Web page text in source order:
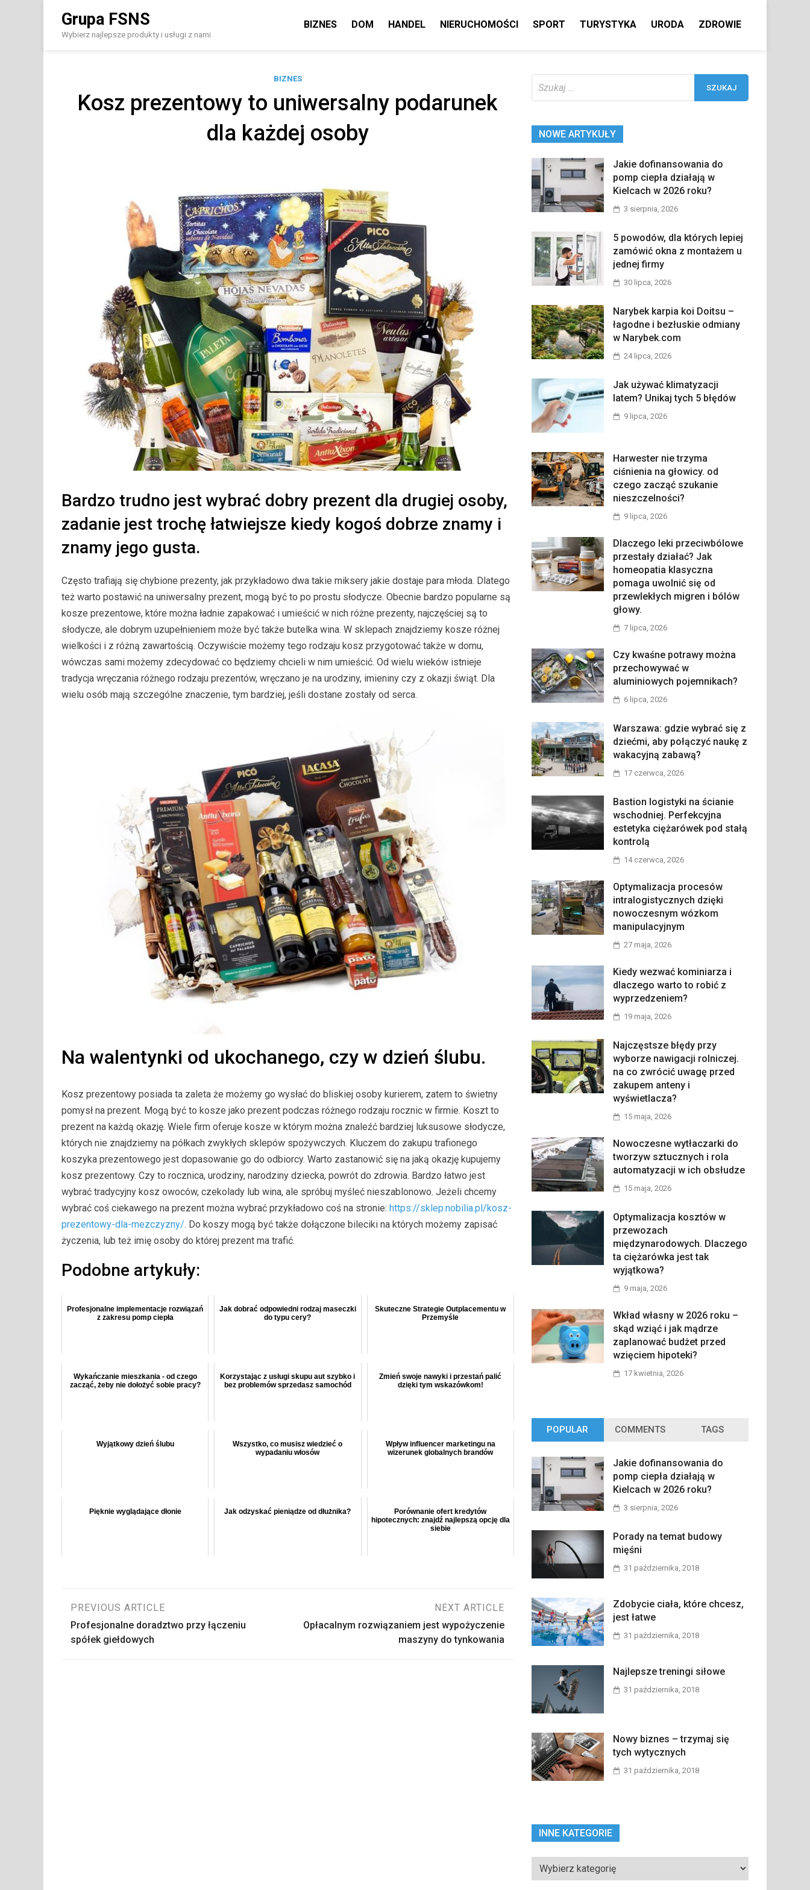
content
Grupa FSNS
Wybierz najlepsze produkty i usługi z nami
BIZNES DOM HANDEL NIERUCHOMOŚCI SPORT TURYSTYKA URODA ZDROWIE
BIZNES
Kosz prezentowy to uniwersalny podarunek
dla każdej osoby
Bardzo trudno jest wybrać dobry prezent dla drugiej osoby,
zadanie jest trochę łatwiejsze kiedy kogoś dobrze znamy i
znamy jego gusta.
Często trafiają się chybione prezenty, jak przykładowo dwa takie miksery jakie dostaje para młoda. Dlatego
też warto postawić na uniwersalny prezent, mogą być to po prostu słodycze. Obecnie bardzo popularne są
kosze prezentowe, które można ładnie zapakować i umieścić w nich różne prezenty, najczęściej są to
słodycze, ale dobrym uzupełnieniem może być także butelka wina. W sklepach znajdziemy kosze różnej
wielkości i z różną zawartością. Oczywiście możemy tego rodzaju kosz przygotować także w domu,
wówczas sami możemy zdecydować co będziemy chcieli w nim umieścić. Od wielu wieków istnieje
tradycja wręczania różnego rodzaju prezentów, wręczano je na urodziny, imieniny czy z okazji świąt. Dla
wielu osób mają szczególne znaczenie, tym bardziej, jeśli dostane zostały od serca.
Na walentynki od ukochanego, czy w dzień ślubu.
Kosz prezentowy posiada ta zaleta że możemy go wysłać do bliskiej osoby kurierem, zatem to świetny
pomysł na prezent. Mogą być to kosze jako prezent podczas różnego rodzaju rocznic w firmie. Koszt to
prezent na każdą okazję. Wiele firm oferuje kosze w którym można znaleźć bardziej luksusowe słodycze,
których nie znajdziemy na półkach zwykłych sklepów spożywczych. Kluczem do zakupu trafionego
koszyka prezentowego jest dopasowanie go do odbiorcy. Warto zastanowić się na jaką okazję kupujemy
kosz prezentowy. Czy to rocznica, urodziny, narodziny dziecka, powrót do zdrowia. Bardzo łatwo jest
wybrać tradycyjny kosz owoców, czekolady lub wina, ale spróbuj myśleć nieszablonowo. Jeżeli chcemy
wybrać coś ciekawego na prezent można wybrać przykładowo coś na stronie: https://sklep.nobilia.pl/kosz-
prezentowy-dla-mezczyzny/. Do koszy mogą być także dołączone bileciki na których możemy zapisać
życzenia, lub też imię osoby do której prezent ma trafić.
Podobne artykuły:
Profesjonalne implementacje rozwiązań
z zakresu pomp ciepła
Jak dobrać odpowiedni rodzaj maseczki
do typu cery?
Skuteczne Strategie Outplacementu w
Przemyśle
Wykańczanie mieszkania - od czego
zacząć, żeby nie dołożyć sobie pracy?
Korzystając z usługi skupu aut szybko i
bez problemów sprzedasz samochód
Zmień swoje nawyki i przestań palić
dzięki tym wskazówkom!
Wyjątkowy dzień ślubu
Wszystko, co musisz wiedzieć o
wypadaniu włosów
Wpływ influencer marketingu na
wizerunek globalnych brandów
Pięknie wyglądające dłonie Jak odzyskać pieniądze od dłużnika?
Porównanie ofert kredytów
hipotecznych: znajdź najlepszą opcję dla
siebie
Nawigacja
wpisu
PREVIOUS ARTICLE
Profesjonalne doradztwo przy łączeniu
spółek giełdowych
NEXT ARTICLE
Opłacalnym rozwiązaniem jest wypożyczenie
maszyny do tynkowania
NOWE ARTYKUŁY
Jakie dofinansowania do
pomp ciepła działają w
Kielcach w 2026 roku?
3 sierpnia, 2026
5 powodów, dla których lepiej
zamówić okna z montażem u
jednej firmy
30 lipca, 2026
Narybek karpia koi Doitsu –
łagodne i bezłuskie odmiany
w Narybek.com
24 lipca, 2026
Jak używać klimatyzacji
latem? Unikaj tych 5 błędów
9 lipca, 2026
Harwester nie trzyma
ciśnienia na głowicy. od
czego zacząć szukanie
nieszczelności?
9 lipca, 2026
Dlaczego leki przeciwbólowe
przestały działać? Jak
homeopatia klasyczna
pomaga uwolnić się od
przewlekłych migren i bólów
głowy.
7 lipca, 2026
Czy kwaśne potrawy można
przechowywać w
aluminiowych pojemnikach?
6 lipca, 2026
Warszawa: gdzie wybrać się z
dziećmi, aby połączyć naukę z
wakacyjną zabawą?
17 czerwca, 2026
Bastion logistyki na ścianie
wschodniej. Perfekcyjna
estetyka ciężarówek pod stałą
kontrolą
14 czerwca, 2026
Optymalizacja procesów
intralogistycznych dzięki
nowoczesnym wózkom
manipulacyjnym
27 maja, 2026
Kiedy wezwać kominiarza i
dlaczego warto to robić z
wyprzedzeniem?
19 maja, 2026
Najczęstsze błędy przy
wyborze nawigacji rolniczej.
na co zwrócić uwagę przed
zakupem anteny i
wyświetlacza?
15 maja, 2026
Nowoczesne wytłaczarki do
tworzyw sztucznych i rola
automatyzacji w ich obsłudze
15 maja, 2026
Optymalizacja kosztów w
przewozach
międzynarodowych. Dlaczego
ta ciężarówka jest tak
wyjątkowa?
9 maja, 2026
Wkład własny w 2026 roku –
skąd wziąć i jak mądrze
zaplanować budżet przed
wzięciem hipoteki?
17 kwietnia, 2026
POPULAR COMMENTS TAGS
Jakie dofinansowania do
pomp ciepła działają w
Kielcach w 2026 roku?
3 sierpnia, 2026
Porady na temat budowy
mięśni
31 października, 2018
Zdobycie ciała, które chcesz,
jest łatwe
31 października, 2018
Najlepsze treningi siłowe
31 października, 2018
Nowy biznes – trzymaj się
tych wytycznych
31 października, 2018
INNE KATEGORIE
Inne
kategorie